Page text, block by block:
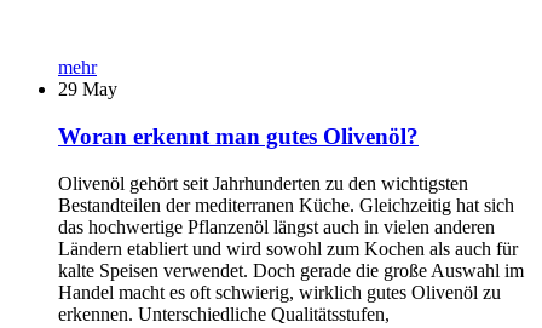
mehr
29 May
Woran erkennt man gutes Olivenöl?
Olivenöl gehört seit Jahrhunderten zu den wichtigsten
Bestandteilen der mediterranen Küche. Gleichzeitig hat sich
das hochwertige Pflanzenöl längst auch in vielen anderen
Ländern etabliert und wird sowohl zum Kochen als auch für
kalte Speisen verwendet. Doch gerade die große Auswahl im
Handel macht es oft schwierig, wirklich gutes Olivenöl zu
erkennen. Unterschiedliche Qualitätsstufen,